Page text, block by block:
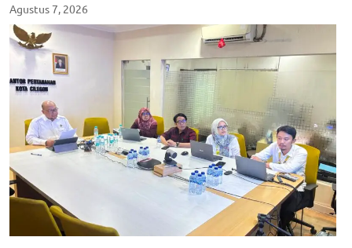
Agustus 7, 2026